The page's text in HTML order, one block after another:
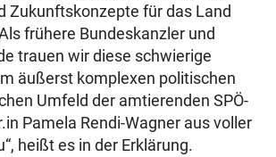
Zukunftskonzepte für das Land
frühere Bundeskanzler und
trauen wir diese schwierige
äußerst komplexen politischen
Umfeld der amtierenden SPÖ-
Pamela Rendi-Wagner aus voller
heißt es in der Erklärung.